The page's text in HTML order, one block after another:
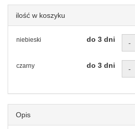
ilość w koszyku
niebieski do 3 dni -
czarny do 3 dni -
Opis